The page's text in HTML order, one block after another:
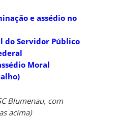
e assédio no
do Servidor Público
Moral
Blumenau, com
acima)